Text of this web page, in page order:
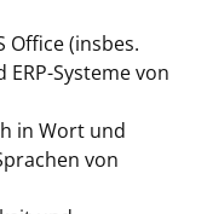
Office (insbes.
ERP-Systeme von
in Wort und
von